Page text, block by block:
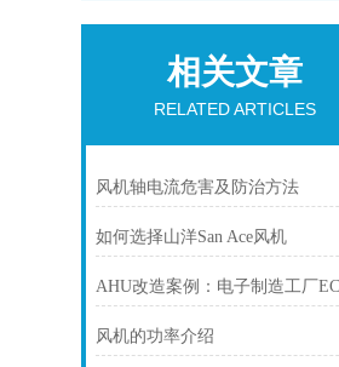
相关文章
RELATED ARTICLES
风机轴电流危害及防治方法
如何选择山洋San Ace风机
风机的功率介绍